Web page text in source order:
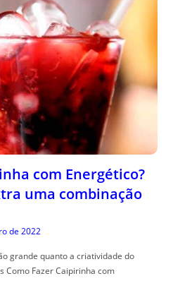
com Energético?
uma combinação
de 2022
grande quanto a criatividade do
Como Fazer Caipirinha com